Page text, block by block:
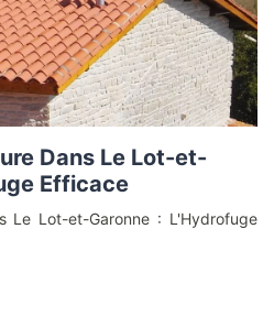
Dans Le Lot-et-
Efficace
Le Lot-et-Garonne : L'Hydrofuge